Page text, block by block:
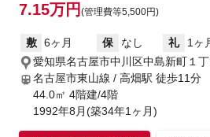
7.15万円 (管理費等5,500円)
敷 6ヶ月 保 なし 礼
1ヶ
愛知県名古屋市中川区中島新町１丁
名古屋市東山線 / 高畑駅 徒歩11分
44.0㎡ 4階建/4階
1992年8月(築34年1ヶ月)